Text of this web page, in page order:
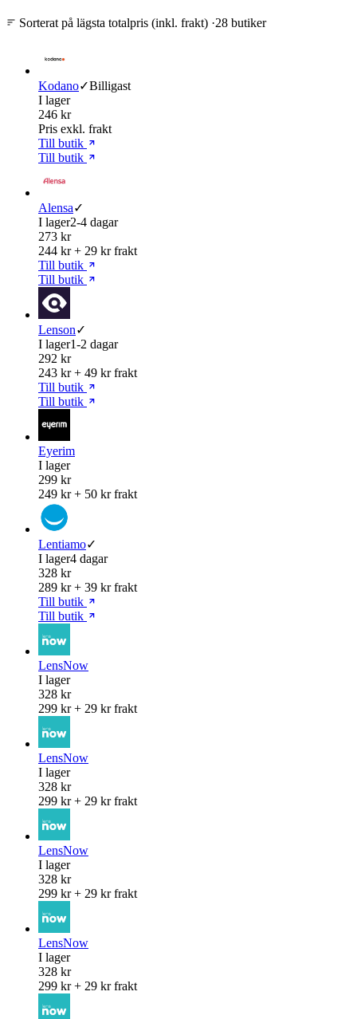
Sorterat på lägsta totalpris (inkl. frakt) ·28 butiker
Kodano✓Billigast
I lager
246 kr
Pris exkl. frakt
Till butik
Till butik
Alensa✓
I lager2-4 dagar
273 kr
244 kr + 29 kr frakt
Till butik
Till butik
Lenson✓
I lager1-2 dagar
292 kr
243 kr + 49 kr frakt
Till butik
Till butik
Eyerim
I lager
299 kr
249 kr + 50 kr frakt
Lentiamo✓
I lager4 dagar
328 kr
289 kr + 39 kr frakt
Till butik
Till butik
LensNow
I lager
328 kr
299 kr + 29 kr frakt
LensNow
I lager
328 kr
299 kr + 29 kr frakt
LensNow
I lager
328 kr
299 kr + 29 kr frakt
LensNow
I lager
328 kr
299 kr + 29 kr frakt